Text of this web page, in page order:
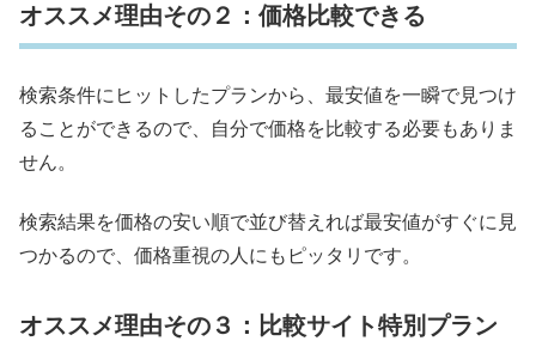
オススメ理由その２：価格比較できる
検索条件にヒットしたプランから、最安値を一瞬で見つけ
ることができるので、自分で価格を比較する必要もありま
せん。
検索結果を価格の安い順で並び替えれば最安値がすぐに見
つかるので、価格重視の人にもピッタリです。
オススメ理由その３：比較サイト特別プラン